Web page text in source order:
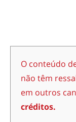
O conteúdo
não têm
em outros
créditos.